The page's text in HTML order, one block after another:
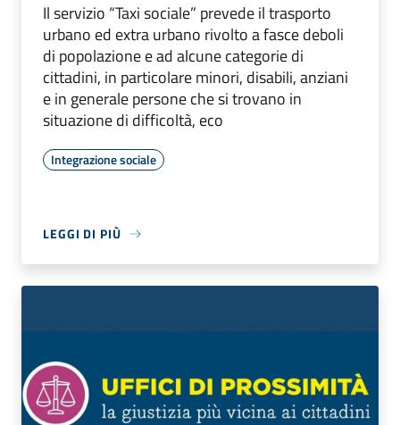
Il servizio “Taxi sociale” prevede il trasporto
urbano ed extra urbano rivolto a fasce deboli
di popolazione e ad alcune categorie di
cittadini, in particolare minori, disabili, anziani
e in generale persone che si trovano in
situazione di difficoltà, eco
Integrazione sociale
LEGGI DI PIÙ